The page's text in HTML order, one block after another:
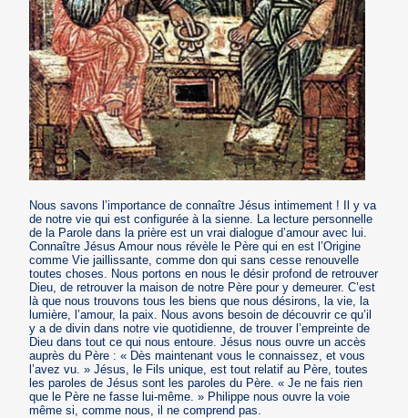
Nous savons l’importance de connaître Jésus intimement ! Il y va
de notre vie qui est configurée à la sienne. La lecture personnelle
de la Parole dans la prière est un vrai dialogue d’amour avec lui.
Connaître Jésus Amour nous révèle le Père qui en est l’Origine
comme Vie jaillissante, comme don qui sans cesse renouvelle
toutes choses. Nous portons en nous le désir profond de retrouver
Dieu, de retrouver la maison de notre Père pour y demeurer. C’est
là que nous trouvons tous les biens que nous désirons, la vie, la
lumière, l’amour, la paix. Nous avons besoin de découvrir ce qu’il
y a de divin dans notre vie quotidienne, de trouver l’empreinte de
Dieu dans tout ce qui nous entoure. Jésus nous ouvre un accès
auprès du Père : « Dès maintenant vous le connaissez, et vous
l’avez vu. » Jésus, le Fils unique, est tout relatif au Père, toutes
les paroles de Jésus sont les paroles du Père. « Je ne fais rien
que le Père ne fasse lui-même. » Philippe nous ouvre la voie
même si, comme nous, il ne comprend pas.